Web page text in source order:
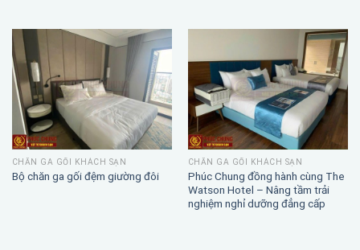
CHĂN GA GỐI KHÁCH SẠN
Bộ chăn ga gối đệm giường đôi
CHĂN GA GỐI KHÁCH SẠN
Phúc Chung đồng hành cùng The
Watson Hotel – Nâng tầm trải
nghiệm nghỉ dưỡng đẳng cấp